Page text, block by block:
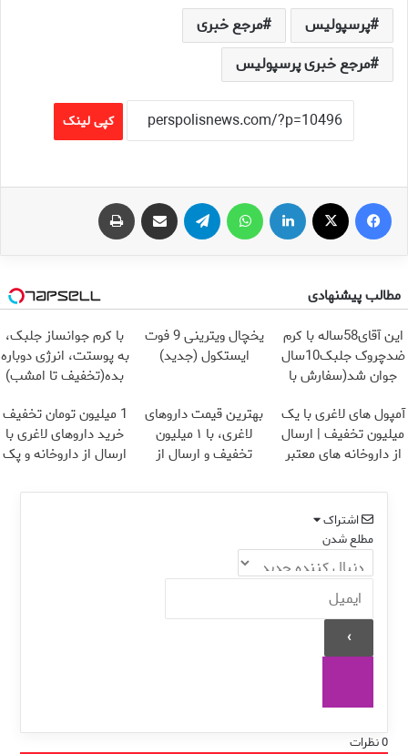
پرسپولیس
مرجع خبری
مرجع خبری پرسپولیس
کپی لینک
فیس بوک لینکدین تلگرام اشتراک گذاری از طریق ایمیل
مطالب پیشنهادی
این آقای58ساله با کرم
ضدچروک جلبک10سال
جوان شد(سفارش با
یخچال ویترینی 9 فوت
ایستکول (جدید)
با کرم جوانساز جلبک،
به پوستت، انرژی دوباره
بده(تخفیف تا امشب)
آمپول های لاغری با یک
میلیون تخفیف | ارسال
از داروخانه های معتبر
بهترین قیمت داروهای
لاغری، با ۱ میلیون
تخفیف و ارسال از
1 میلیون تومان تخفیف
خرید داروهای لاغری با
ارسال از داروخانه و پک
اشتراک
مطلع شدن
0نظرات